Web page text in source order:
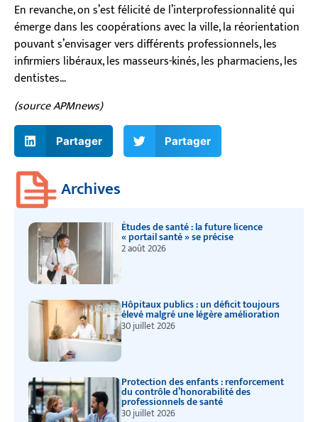
En revanche, on s’est félicité de l’interprofessionnalité qui
émerge dans les coopérations avec la ville, la réorientation
pouvant s’envisager vers différents professionnels, les
infirmiers libéraux, les masseurs-kinés, les pharmaciens, les
dentistes…
(source APMnews)
Partager Partager
Archives
Études de santé : la future licence
« portail santé » se précise
2 août 2026
Hôpitaux publics : un déficit toujours
élevé malgré une légère amélioration
30 juillet 2026
Protection des enfants : renforcement
du contrôle d’honorabilité des
professionnels de santé
30 juillet 2026